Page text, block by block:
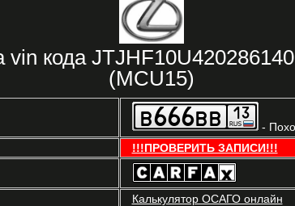
кода
(MCU15)
-
!!!ПРОВЕРИТЬ ЗАПИСИ!!!
Калькулятор ОСАГО онлайн